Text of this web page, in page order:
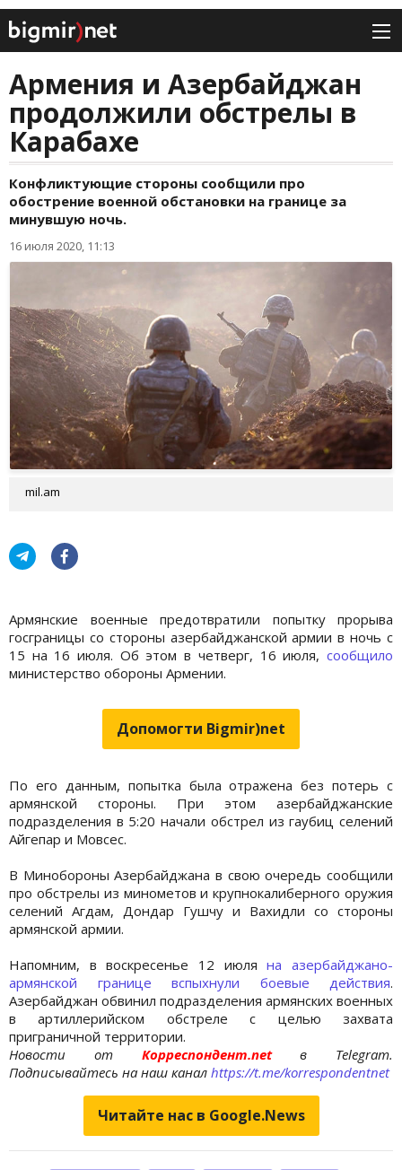
Армения и Азербайджан
продолжили обстрелы в
Карабахе
Конфликтующие стороны сообщили про
обострение военной обстановки на границе за
минувшую ночь.
16 июля 2020, 11:13
mil.am
Армянские военные предотвратили попытку прорыва
госграницы со стороны азербайджанской армии в ночь с
15 на 16 июля. Об этом в четверг, 16 июля, сообщило
министерство обороны Армении.
Допомогти Bigmir)net
По его данным, попытка была отражена без потерь с
армянской стороны. При этом азербайджанские
подразделения в 5:20 начали обстрел из гаубиц селений
Айгепар и Мовсес.
В Минобороны Азербайджана в свою очередь сообщили
про обстрелы из минометов и крупнокалиберного оружия
селений Агдам, Дондар Гушчу и Вахидли со стороны
армянской армии.
Напомним, в воскресенье 12 июляна азербайджано-
армянской границе вспыхнули боевые действия.
Азербайджан обвинил подразделения армянских военных
в артиллерийском обстреле с целью захвата
приграничной территории.
Новости отКорреспондент.netв Telegram.
Подписывайтесь на наш канал https://t.me/korrespondentnet
Читайте нас в Google.News